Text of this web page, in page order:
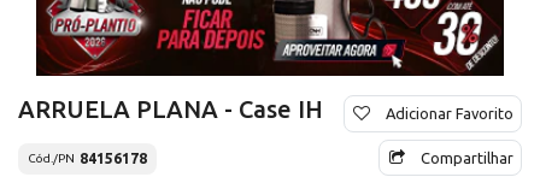
ARRUELA PLANA - Case IH
Cód./PN 84156178
Adicionar Favorito
Compartilhar